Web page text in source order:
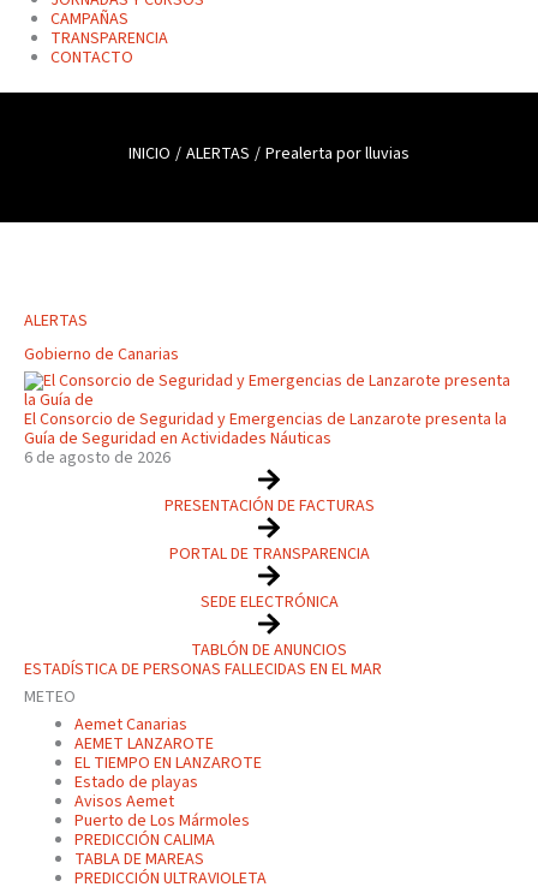
CAMPAÑAS
TRANSPARENCIA
CONTACTO
INICIO ALERTAS Prealerta por lluvias
ALERTAS
Gobierno de Canarias
El Consorcio de Seguridad y Emergencias de Lanzarote presenta la
Guía de Seguridad en Actividades Náuticas
6 de agosto de 2026
PRESENTACIÓN DE FACTURAS
PORTAL DE TRANSPARENCIA
SEDE ELECTRÓNICA
TABLÓN DE ANUNCIOS
ESTADÍSTICA DE PERSONAS FALLECIDAS EN EL MAR
METEO
Aemet Canarias
AEMET LANZAROTE
EL TIEMPO EN LANZAROTE
Estado de playas
Avisos Aemet
Puerto de Los Mármoles
PREDICCIÓN CALIMA
TABLA DE MAREAS
PREDICCIÓN ULTRAVIOLETA